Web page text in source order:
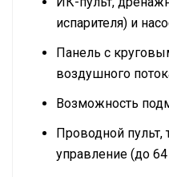
испарителя) и
Панель с
воздушного
Возможность
Проводной пульт,
управление (до